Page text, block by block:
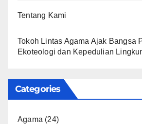
Tentang Kami
Tokoh Lintas Agama Ajak Bangsa
Ekoteologi dan Kepedulian
Categories
Agama (24)